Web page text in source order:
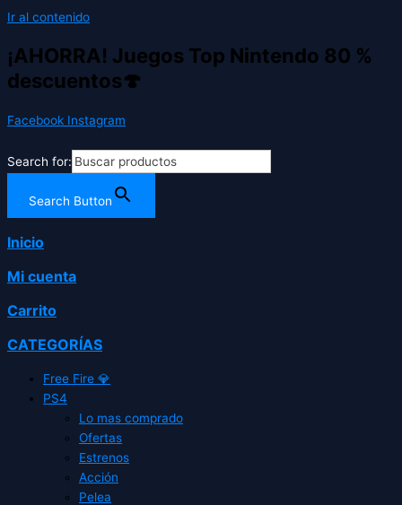
Ir al contenido
¡AHORRA! Juegos Top Nintendo 80 %
descuentos🍄
Facebook Instagram
Search for:
Search Button
Inicio
Mi cuenta
Carrito
CATEGORÍAS
Free Fire 💎
PS4
Lo mas comprado
Ofertas
Estrenos
Acción
Pelea